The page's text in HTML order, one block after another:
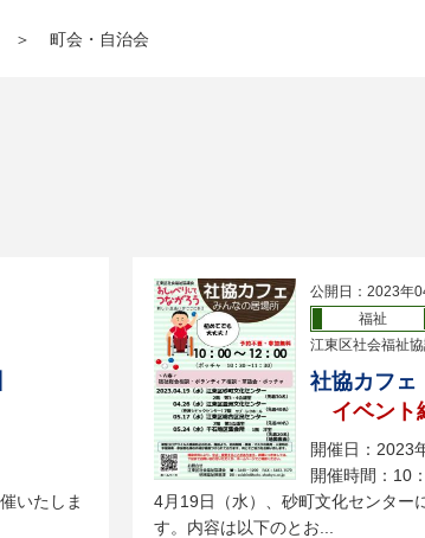
＞ 町会・自治会
いたしま
公開日：2023年
福祉
江東区社会福祉
社協カフェ
イベント
開催日：2023
開催時間：10
4月19日（水）、砂町文化センター
す。内容は以下のとお...